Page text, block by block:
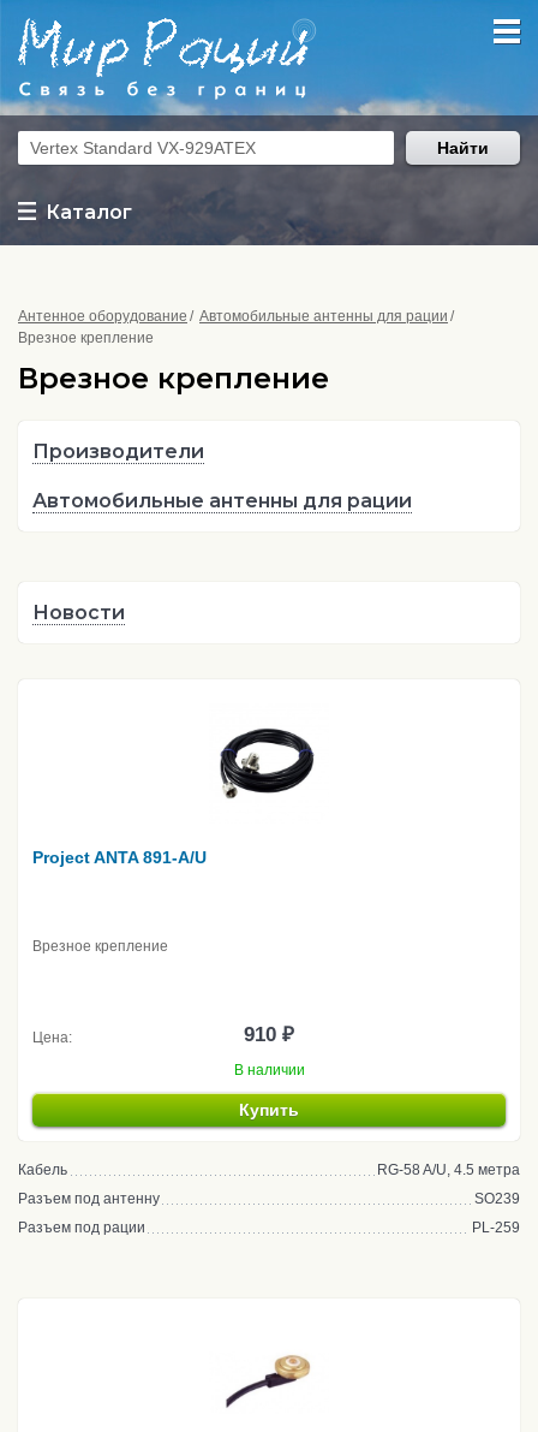
Каталог
Найти
Антенное оборудование
Автомобильные антенны для рации
Врезное крепление
Врезное крепление
Производители
Автомобильные антенны для рации
Новости
Project ANTA 891-A/U
Врезное крепление
Цена: 910 ₽
В наличии
Купить
Кабель
RG-58 A/U, 4.5 метра
Разъем под антенну
SO239
Разъем под рации
PL-259